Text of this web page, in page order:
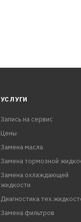
УСЛУГИ
Запись на сервис
Цены
Замена масла
Замена тормозной
Замена охлаждающей
жидкости
Диагностика
Замена фильтров